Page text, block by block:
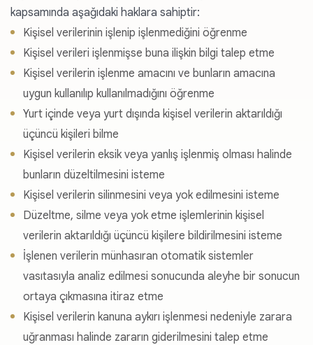
kapsamında aşağıdaki haklara sahiptir:
Kişisel verilerinin işlenip işlenmediğini öğrenme
Kişisel verileri işlenmişse buna ilişkin bilgi talep etme
Kişisel verilerin işlenme amacını ve bunların amacına
uygun kullanılıp kullanılmadığını öğrenme
Yurt içinde veya yurt dışında kişisel verilerin aktarıldığı
üçüncü kişileri bilme
Kişisel verilerin eksik veya yanlış işlenmiş olması halinde
bunların düzeltilmesini isteme
Kişisel verilerin silinmesini veya yok edilmesini isteme
Düzeltme, silme veya yok etme işlemlerinin kişisel
verilerin aktarıldığı üçüncü kişilere bildirilmesini isteme
İşlenen verilerin münhasıran otomatik sistemler
vasıtasıyla analiz edilmesi sonucunda aleyhe bir sonucun
ortaya çıkmasına itiraz etme
Kişisel verilerin kanuna aykırı işlenmesi nedeniyle zarara
uğranması halinde zararın giderilmesini talep etme